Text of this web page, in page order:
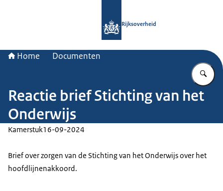
Rijksoverheid
Home Documenten
Reactie brief Stichting van het
Onderwijs
Kamerstuk16-09-2024
Brief over zorgen van de Stichting van het Onderwijs over het
hoofdlijnenakkoord.